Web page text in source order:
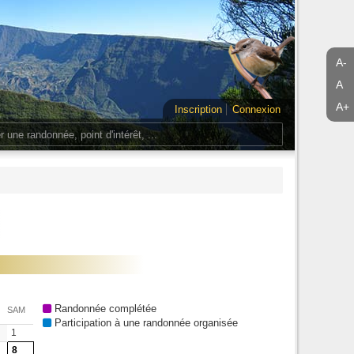
A-
A
A+
Inscription
Connexion
SAM
1
8
Randonnée complétée
Participation à une randonnée organisée